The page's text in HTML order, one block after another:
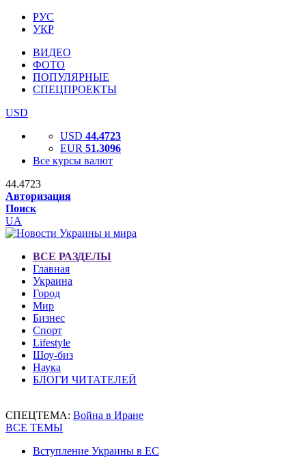
РУС
УКР
ВИДЕО
ФОТО
ПОПУЛЯРНЫЕ
СПЕЦПРОЕКТЫ
USD
USD 44.4723
EUR 51.3096
Все курсы валют
44.4723
Авторизация
Поиск
UA
ВСЕ РАЗДЕЛЫ
Главная
Украина
Город
Мир
Бизнес
Спорт
Lifestyle
Шоу-биз
Наука
БЛОГИ ЧИТАТЕЛЕЙ
СПЕЦТЕМА: Война в Иране
ВСЕ ТЕМЫ
Вступление Украины в ЕС